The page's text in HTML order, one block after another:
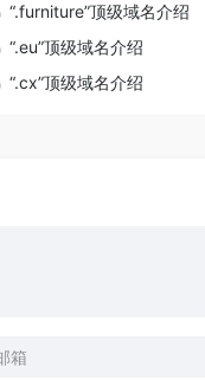
“.furniture”顶级域名介绍
“.eu”顶级域名介绍
“.cx”顶级域名介绍